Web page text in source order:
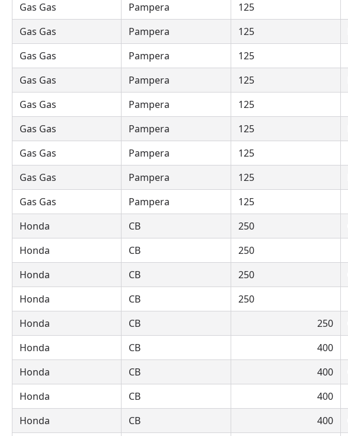
Gas Gas
Pampera 125
Gas Gas
Pampera 125
Gas Gas
Pampera 125
Gas Gas
Pampera 125
Gas Gas
Pampera 125
Gas Gas
Pampera 125
Gas Gas
Pampera 125
Gas Gas
Pampera 125
Gas Gas
Pampera 125
Honda
CB 250
Honda
CB 250
Honda
CB 250
Honda
CB 250
Honda
CB 250
Honda
CB 400
Honda
CB 400
Honda
CB 400
Honda
CB 400